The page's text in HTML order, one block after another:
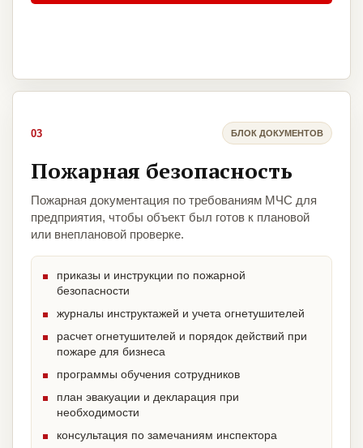
03 БЛОК ДОКУМЕНТОВ
Пожарная безопасность
Пожарная документация по требованиям МЧС для
предприятия, чтобы объект был готов к плановой
или внеплановой проверке.
приказы и инструкции по пожарной
безопасности
журналы инструктажей и учета огнетушителей
расчет огнетушителей и порядок действий при
пожаре для бизнеса
программы обучения сотрудников
план эвакуации и декларация при
необходимости
консультация по замечаниям инспектора